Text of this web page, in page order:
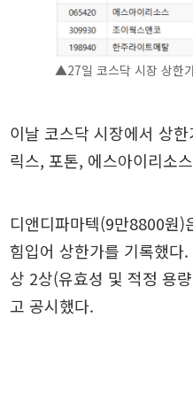
▲27일 코스닥 시장 상한
이날 코스닥 시장에서 상
릭스, 포톤, 에스아이리소
디앤디파마텍(9만8800원)
힘입어 상한가를 기록했
상 2상(유효성 및 적정 용
고 공시했다.